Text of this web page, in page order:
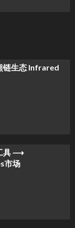
链生态 Infrared
具 ⟶
市场